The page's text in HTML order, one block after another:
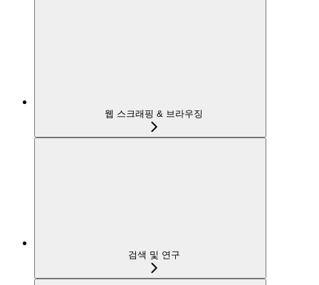
웹 스크래핑 & 브라우징
검색 및 연구